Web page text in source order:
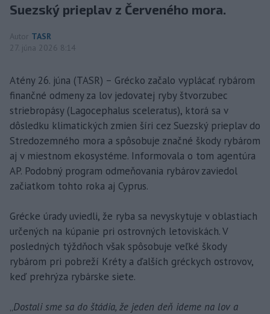
Suezský prieplav z Červeného mora.
Autor TASR
27. júna 2026 8:14
Atény 26. júna (TASR) – Grécko začalo vyplácať rybárom
finančné odmeny za lov jedovatej ryby štvorzubec
striebropásy (Lagocephalus sceleratus), ktorá sa v
dôsledku klimatických zmien šíri cez Suezský prieplav do
Stredozemného mora a spôsobuje značné škody rybárom
aj v miestnom ekosystéme. Informovala o tom agentúra
AP. Podobný program odmeňovania rybárov zaviedol
začiatkom tohto roka aj Cyprus.
Grécke úrady uviedli, že ryba sa nevyskytuje v oblastiach
určených na kúpanie pri ostrovných letoviskách. V
posledných týždňoch však spôsobuje veľké škody
rybárom pri pobreží Kréty a ďalších gréckych ostrovov,
keď prehrýza rybárske siete.
„Dostali sme sa do štádia, že jeden deň ideme na lov a